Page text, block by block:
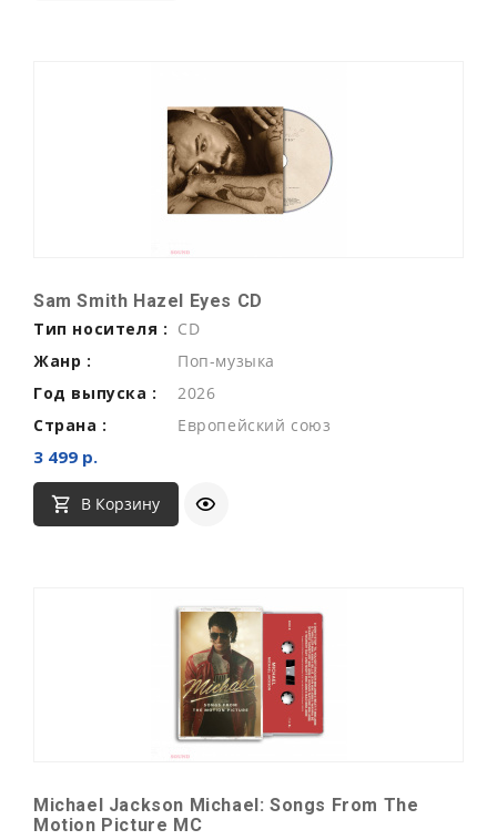
Sam Smith Hazel Eyes CD
Тип носителя : CD
Жанр :
Поп-музыка
Год выпуска :
2026
Страна :
Европейский союз
3 499 р.
В Корзину
Michael Jackson Michael: Songs From The
Motion Picture MC